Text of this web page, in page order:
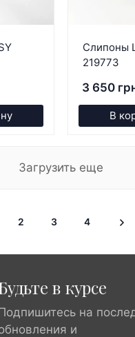
Слипоны
219773
3 650
В
Загрузить еще
2 3 4
в курсе
на
и